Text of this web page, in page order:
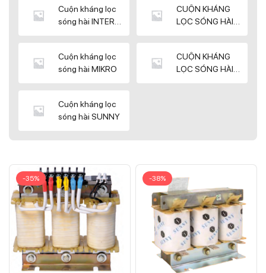
Cuộn kháng lọc
sóng hài INTER
CUỘN KHÁNG
LỌC SÓNG HÀI
Cuộn kháng lọc
sóng hài MIKRO
CUỘN KHÁNG
LỌC SÓNG HÀI
Cuộn kháng lọc
sóng hài SUNNY
-35% -38%